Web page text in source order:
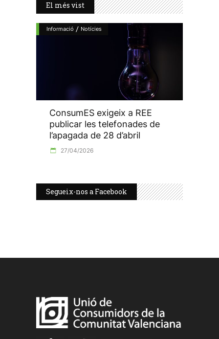
El més vist
Informació / Notícies
ConsumES exigeix a REE
publicar les telefonades de
l’apagada de 28 d’abril
27/04/2026
Segueix-nos a Facebook